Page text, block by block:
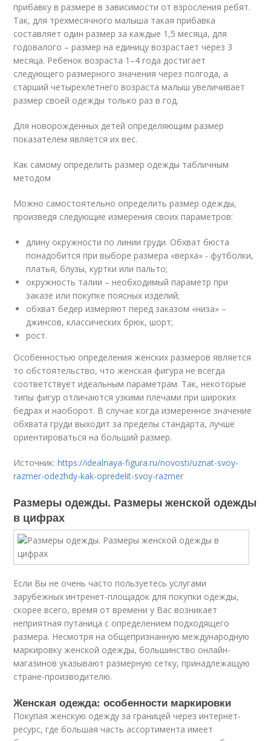
прибавку в размере в зависимости от взросления ребят.
Так, для трехмесячного малыша такая прибавка
составляет один размер за каждые 1,5 месяца, для
годовалого – размер на единицу возрастает через 3
месяца. Ребенок возраста 1–4 года достигает
следующего размерного значения через полгода, а
старший четырехлетнего возраста малыш увеличивает
размер своей одежды только раз в год.
Для новорожденных детей определяющим размер
показателем является их вес.
Как самому определить размер одежды табличным
методом
Можно самостоятельно определить размер одежды,
произведя следующие измерения своих параметров:
длину окружности по линии груди. Обхват бюста
понадобится при выборе размера «верха» - футболки,
платья, блузы, куртки или пальто;
окружность талии – необходимый параметр при
заказе или покупке поясных изделий;
обхват бедер измеряют перед заказом «низа» –
джинсов, классических брюк, шорт;
рост.
Особенностью определения женских размеров является
то обстоятельство, что женская фигура не всегда
соответствует идеальным параметрам. Так, некоторые
типы фигур отличаются узкими плечами при широких
бедрах и наоборот. В случае когда измеренное значение
обхвата груди выходит за пределы стандарта, лучше
ориентироваться на больший размер.
Источник:https://idealnaya-figura.ru/novosti/uznat-svoy-
razmer-odezhdy-kak-opredelit-svoy-razmer
Размеры одежды. Размеры женской одежды
в цифрах
Если Вы не очень часто пользуетесь услугами
зарубежных интренет-площадок для покупки одежды,
скорее всего, время от времени у Вас возникает
неприятная путаница с определением подходящего
размера. Несмотря на общепризнанную международную
маркировку женской одежды, большинство онлайн-
магазинов указывают размерную сетку, принадлежащую
стране-производителю.
Женская одежда: особенности маркировки
Покупая женскую одежду за границей через интернет-
ресурс, где большая часть ассортимента имеет